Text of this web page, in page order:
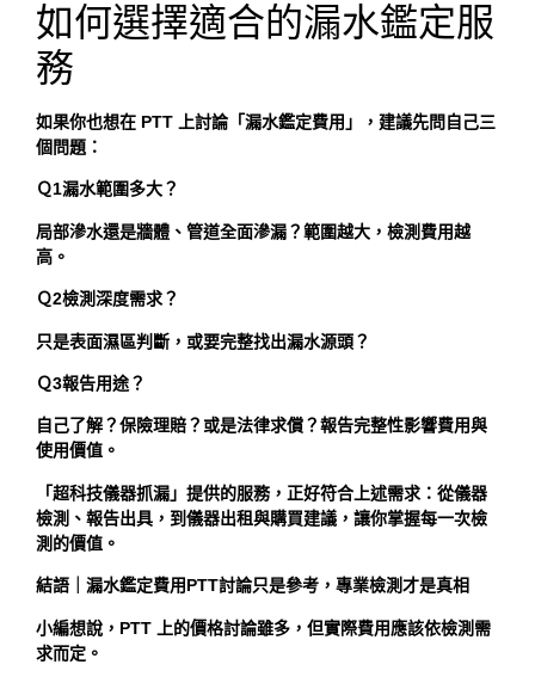
如何選擇適合的漏水鑑定服
務
如果你也想在 PTT 上討論「漏水鑑定費用」，建議先問自己三
個問題：
Ｑ1漏水範圍多大？
局部滲水還是牆體、管道全面滲漏？範圍越大，檢測費用越
高。
Ｑ2檢測深度需求？
只是表面濕區判斷，或要完整找出漏水源頭？
Ｑ3報告用途？
自己了解？保險理賠？或是法律求償？報告完整性影響費用與
使用價值。
「超科技儀器抓漏」提供的服務，正好符合上述需求：從儀器
檢測、報告出具，到儀器出租與購買建議，讓你掌握每一次檢
測的價值。
結語｜漏水鑑定費用PTT討論只是參考，專業檢測才是真相
小編想說，PTT 上的價格討論雖多，但實際費用應該依檢測需
求而定。